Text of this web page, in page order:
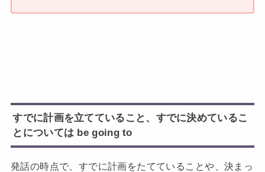
すでに計画を立てていること、すでに決めているこ
とについては be going to
発話の時点で、すでに計画をたてていることや、決まっ